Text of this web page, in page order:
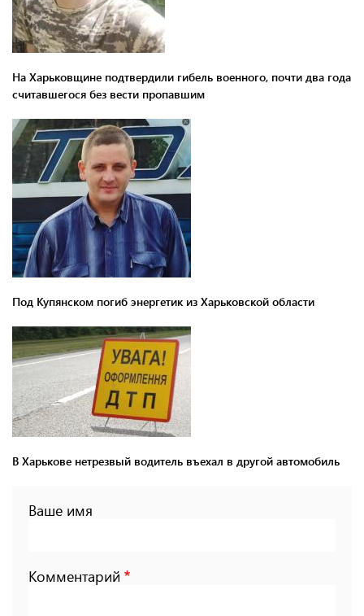
На Харьковщине подтвердили гибель военного, почти два года
считавшегося без вести пропавшим
Под Купянском погиб энергетик из Харьковской области
В Харькове нетрезвый водитель въехал в другой автомобиль
Ваше имя
Комментарий